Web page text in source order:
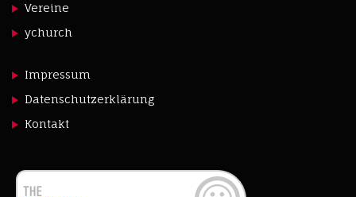
Vereine
ychurch
Impressum
Datenschutzerklärung
Kontakt